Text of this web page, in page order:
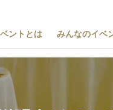
ントとは みんなのイベ